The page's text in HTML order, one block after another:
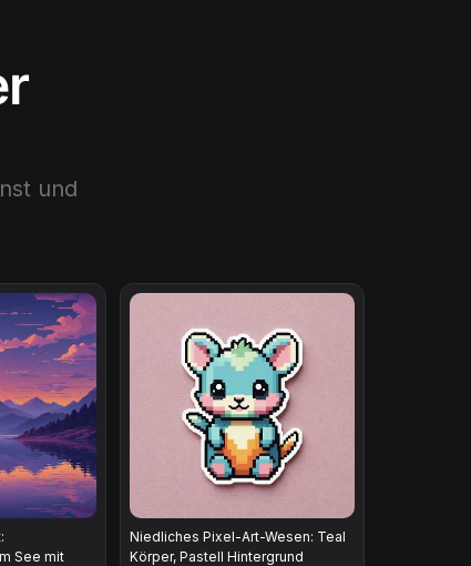
und
See mit
Niedliches Pixel-Art-Wesen: Teal
Körper, Pastell Hintergrund